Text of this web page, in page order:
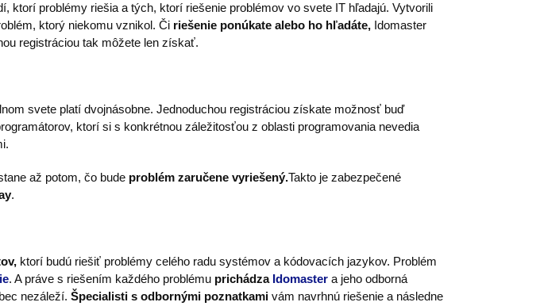
ktorí problémy riešia a tých, ktorí riešenie problémov vo svete IT hľadajú. Vytvorili
ktorý niekomu vznikol. Či riešenie ponúkate alebo ho hľadáte, Idomaster
registráciou tak môžete len získať.
svete platí dvojnásobne. Jednoduchou registráciou získate možnosť buď
ktorí si s konkrétnou záležitosťou z oblasti programovania nevedia
až potom, čo bude problém zaručene vyriešený.Takto je zabezpečené
.
ktorí budú riešiť problémy celého radu systémov a kódovacích jazykov. Problém
. A práve s riešením každého problému prichádza Idomaster a jeho odborná
nezáleží. Špecialisti s odbornými poznatkami vám navrhnú riešenie a následne